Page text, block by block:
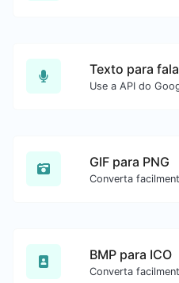
Texto para fala
GIF para PNG
BMP para ICO